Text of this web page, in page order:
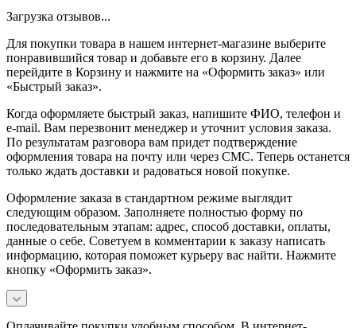
Загрузка отзывов...
Для покупки товара в нашем интернет-магазине выберите
понравившийся товар и добавьте его в корзину. Далее
перейдите в Корзину и нажмите на «Оформить заказ» или
«Быстрый заказ».
Когда оформляете быстрый заказ, напишите ФИО, телефон и
e-mail. Вам перезвонит менеджер и уточнит условия заказа.
По результатам разговора вам придет подтверждение
оформления товара на почту или через СМС. Теперь останется
только ждать доставки и радоваться новой покупке.
Оформление заказа в стандартном режиме выглядит
следующим образом. Заполняете полностью форму по
последовательным этапам: адрес, способ доставки, оплаты,
данные о себе. Советуем в комментарии к заказу написать
информацию, которая поможет курьеру вас найти. Нажмите
кнопку «Оформить заказ».